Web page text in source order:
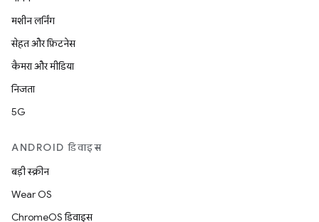
मशीन लर्निंग
सेहत और फ़िटनेस
कैमरा और मीडिया
निजता
5G
ANDROID डिवाइस
बड़ी स्क्रीन
Wear OS
ChromeOS डिवाइस